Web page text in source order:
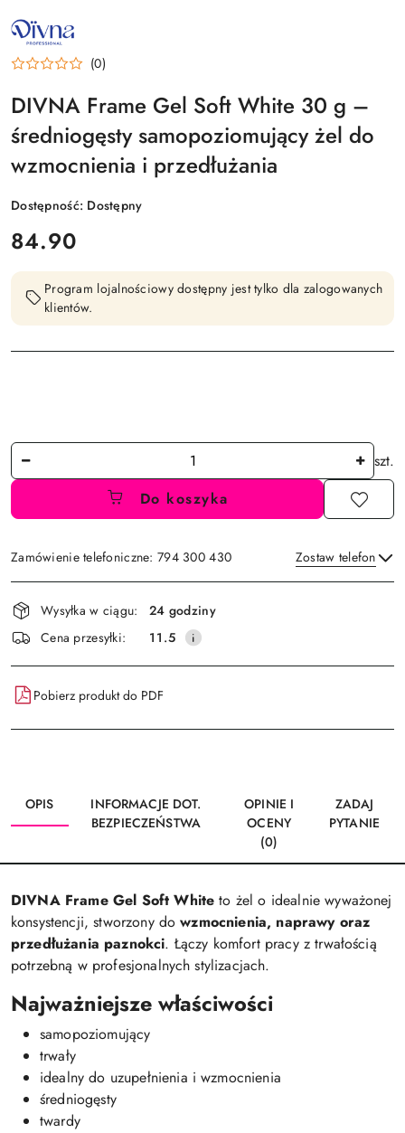
NAZWA
PRODUCENTA:
DIVNA
(0)
DIVNA Frame Gel Soft White 30 g –
średniogęsty samopoziomujący żel do
wzmocnienia i przedłużania
Dostępność: Dostępny
cena:
84.90
Program lojalnościowy dostępny jest tylko dla zalogowanych
klientów.
Ilość
szt.
Do koszyka
Zamówienie telefoniczne: 794 300 430 Zostaw telefon
Wyślij
Dostępność
i
dostawa
Wysyłka w ciągu:
24 godziny
Cena przesyłki:
11.5
Pobierz produkt do PDF
OPIS
INFORMACJE DOT.
BEZPIECZEŃSTWA
OPINIE I
OCENY
(0)
ZADAJ
PYTANIE
DIVNA Frame Gel Soft White to żel o idealnie wyważonej
konsystencji, stworzony dowzmocnienia, naprawy oraz
przedłużania paznokci. Łączy komfort pracy z trwałością
potrzebną w profesjonalnych stylizacjach.
Najważniejsze właściwości
samopoziomujący
trwały
idealny do uzupełnienia i wzmocnienia
średniogęsty
twardy